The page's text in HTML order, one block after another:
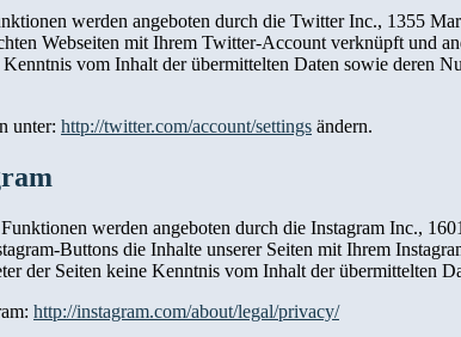
werden angeboten durch die Twitter Inc., 1355
Webseiten mit Ihrem Twitter-Account verknüpft und
vom Inhalt der übermittelten Daten sowie deren
unter: http://twitter.com/account/settings ändern.
werden angeboten durch die Instagram Inc.,
Buttons die Inhalte unserer Seiten mit Ihrem
der Seiten keine Kenntnis vom Inhalt der übermittelten
http://instagram.com/about/legal/privacy/